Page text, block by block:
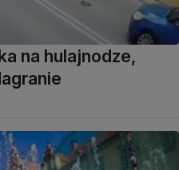
na hulajnodze,